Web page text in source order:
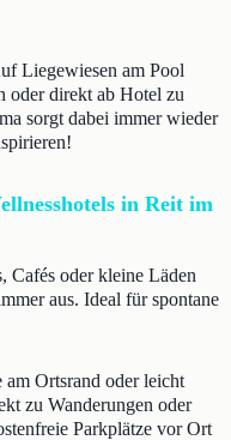
Liegewiesen am Pool
oder direkt ab Hotel zu
sorgt dabei immer wieder
in Reit im
Cafés oder kleine Läden
aus. Ideal für spontane
Ortsrand oder leicht
zu Wanderungen oder
Parkplätze vor Ort